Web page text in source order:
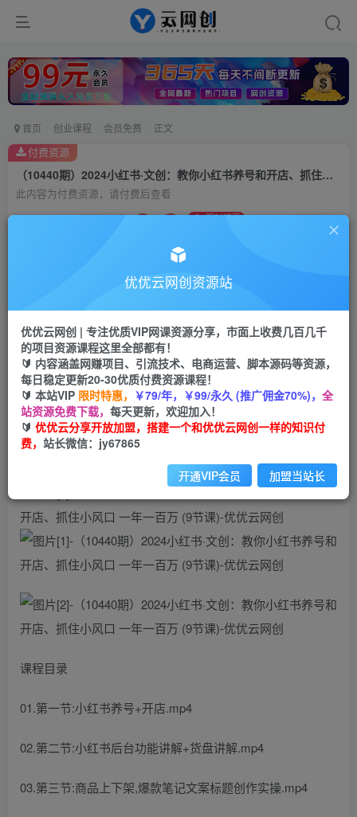
首页 创业课程 会员免费 正文
（10440期）2024小红书·文创：教你小红书养号和开店、抓住小风口 一年一百万 (9节课)
此内容为付费资源，请付费后查看
9.9 限时特惠
立即购买
付费资源
（10440期）2024小红书·文创：教你小红书养号
和开店、抓住小风口 一年一百万 (9节课)
优优云网创
2年前发布
关注 私信
18 0
课程目录
01.第一节:小红书养号+开店.mp4
02.第二节:小红书后台功能讲解+货盘讲解.mp4
03.第三节:商品上下架,爆款笔记文案标题创作实操.mp4
优优云网创资源站
优优云网创 | 专注优质VIP网课资源分享，市面上收费几百几千
的项目资源课程这里全部都有！
🔰 内容涵盖网赚项目、引流技术、电商运营、脚本源码等资源，
每日稳定更新20-30优质付费资源课程！
🔰 本站VIP 限时特惠， ￥79/年，￥99/永久 (推广佣金70%)， 全
站资源免费下载， 每天更新，欢迎加入！
🔰 优优云分享开放加盟，搭建一个和优优云网创一样的知识付
费， 站长微信：jy67865
开通VIP会员 加盟当站长